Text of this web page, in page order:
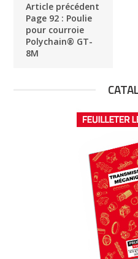
Article précédent
Page 92 : Poulie
pour courroie
Polychain® GT-
8M